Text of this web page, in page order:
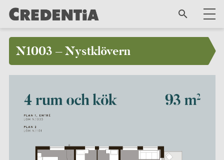
N1003 – Nystklövern